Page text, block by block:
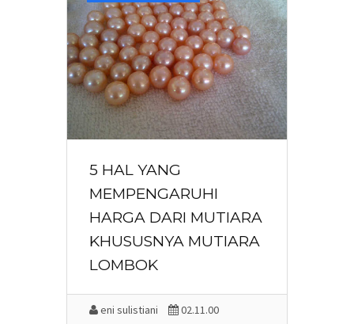
5 HAL YANG
MEMPENGARUHI
HARGA DARI MUTIARA
KHUSUSNYA MUTIARA
LOMBOK
eni sulistiani 02.11.00